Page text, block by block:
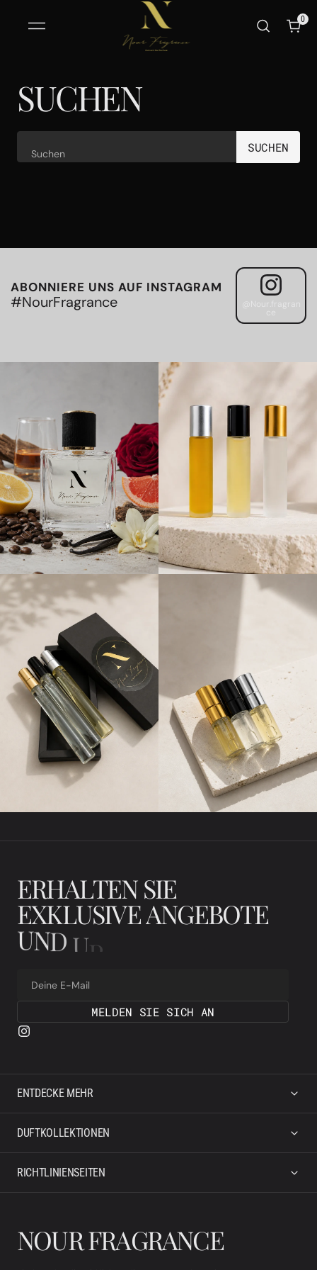
SPRINGEN 0
0
SUCHEN
Suchen SUCHEN
ABONNIERE UNS AUF INSTAGRAM
#NourFragrance @Nour.fragran
ce
ERHALTENSIE
EXKLUSIVEANGEBOTE
UNDUPD
Deine E-Mail
MELDEN SIE SICH AN
ENTDECKE MEHR
DUFTKOLLEKTIONEN
RICHTLINIENSEITEN
NOUR FRAGRANCE